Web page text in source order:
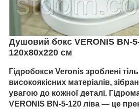
Душовий бокс VERONIS BN-
120х80х220 см
Гідробокси Veronis зроблені
високоякісних матеріалів,
увагою до кожної деталі.
VERONIS BN-5-120 ліва — це